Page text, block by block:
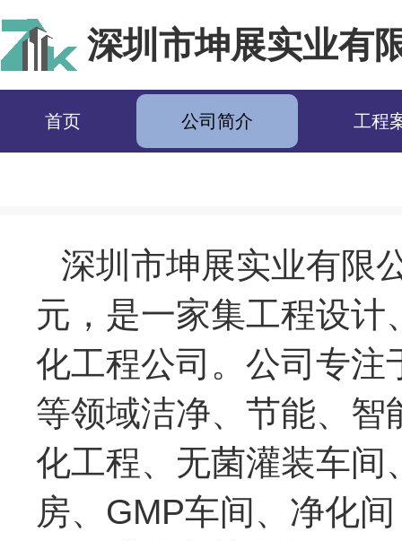
深圳市坤展实业有
首页 公司简介 工程
深圳市坤展实业有限
元，是一家集工程设
化工程公司。公司专注
等领域洁净、节能、智
化工程、无菌灌装车间
房、GMP车间、净化